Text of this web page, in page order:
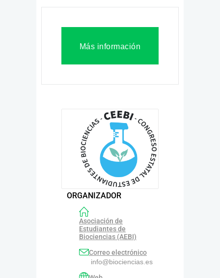
Más información
ORGANIZADOR
Asociación de
Estudiantes de
Biociencias (AEBI)
Correo electrónico
info@biociencias.es